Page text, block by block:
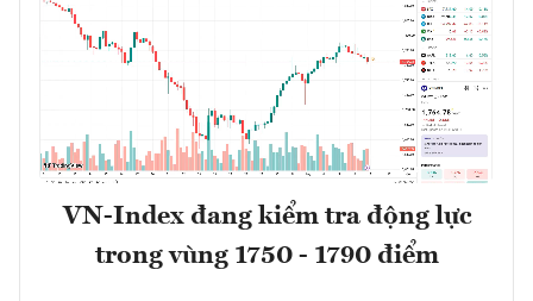
VN-Index đang kiểm tra động lực
trong vùng 1750 - 1790 điểm